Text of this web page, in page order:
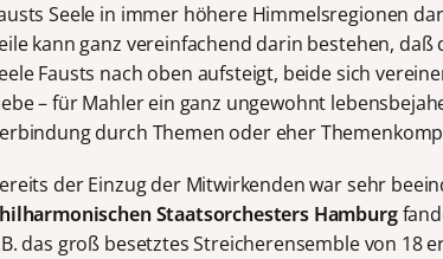
Seele in immer höhere Himmelsregionen
kann ganz vereinfachend darin bestehen,
Fausts nach oben aufsteigt, beide sich
– für Mahler ein ganz ungewohnt
durch Themen oder eher
der Einzug der Mitwirkenden war sehr
Staatsorchesters Hamburg
das groß besetztes Streicherensemble von 18